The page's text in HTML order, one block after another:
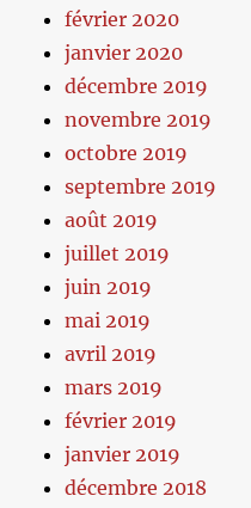
février 2020
janvier 2020
décembre 2019
novembre 2019
octobre 2019
septembre 2019
août 2019
juillet 2019
juin 2019
mai 2019
avril 2019
mars 2019
février 2019
janvier 2019
décembre 2018